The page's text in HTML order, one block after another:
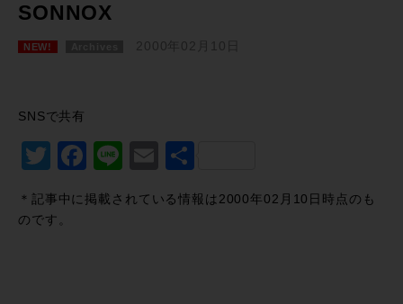
SONNOX
NEW! 2000年02月10日
SNSで共有
Twitter
Facebook
LineEmail
＊記事中に掲載されている情報は2000年02月10日時点のも
のです。